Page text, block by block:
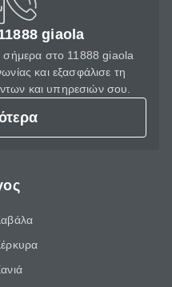
giaola
σήμερα στο 11888 giaola
και εξασφάλισε τη
και υπηρεσιών σου.